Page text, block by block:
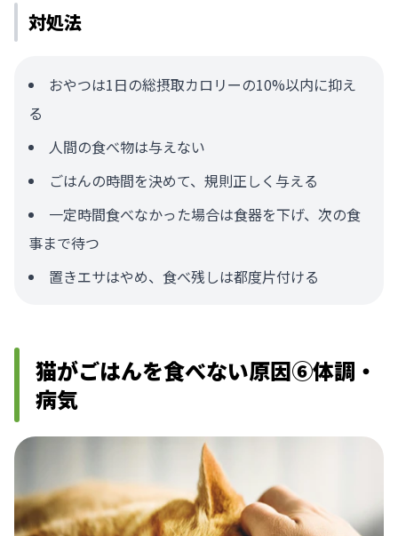
対処法
おやつは1日の総摂取カロリーの10%以内に抑え
る
人間の食べ物は与えない
ごはんの時間を決めて、規則正しく与える
一定時間食べなかった場合は食器を下げ、次の食
事まで待つ
置きエサはやめ、食べ残しは都度片付ける
猫がごはんを食べない原因⑥体調・
病気